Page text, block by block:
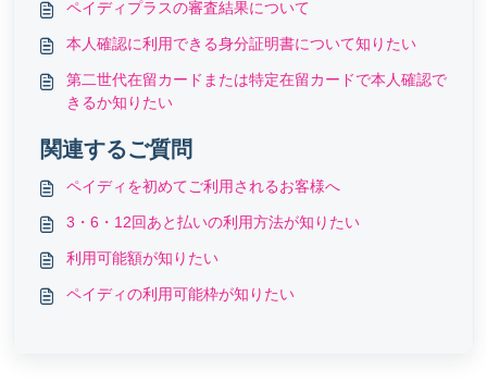
ペイディプラスの審査結果について
本人確認に利用できる身分証明書について知りたい
第二世代在留カードまたは特定在留カードで本人確認で
きるか知りたい
関連するご質問
ペイディを初めてご利用されるお客様へ
3・6・12回あと払いの利用方法が知りたい
利用可能額が知りたい
ペイディの利用可能枠が知りたい